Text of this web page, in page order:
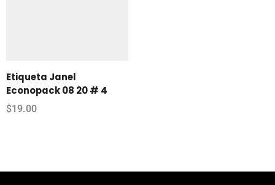
Etiqueta Janel
Econopack 08 20 # 4
$19.00